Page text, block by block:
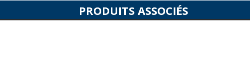
PRODUITS ASSOCIÉS